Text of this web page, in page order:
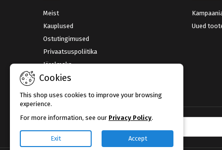
Meist
Kauplused
Ostutingimused
Privaatsuspoliitika
Järelmaks
Võta ühendust
Uued
Cookies
This shop uses cookies to improve your browsing
experience.
For more information, see our Privacy Policy.
Exit Accept